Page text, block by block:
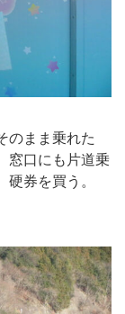
のまま乗れた
窓口にも片道乗
券を買う。